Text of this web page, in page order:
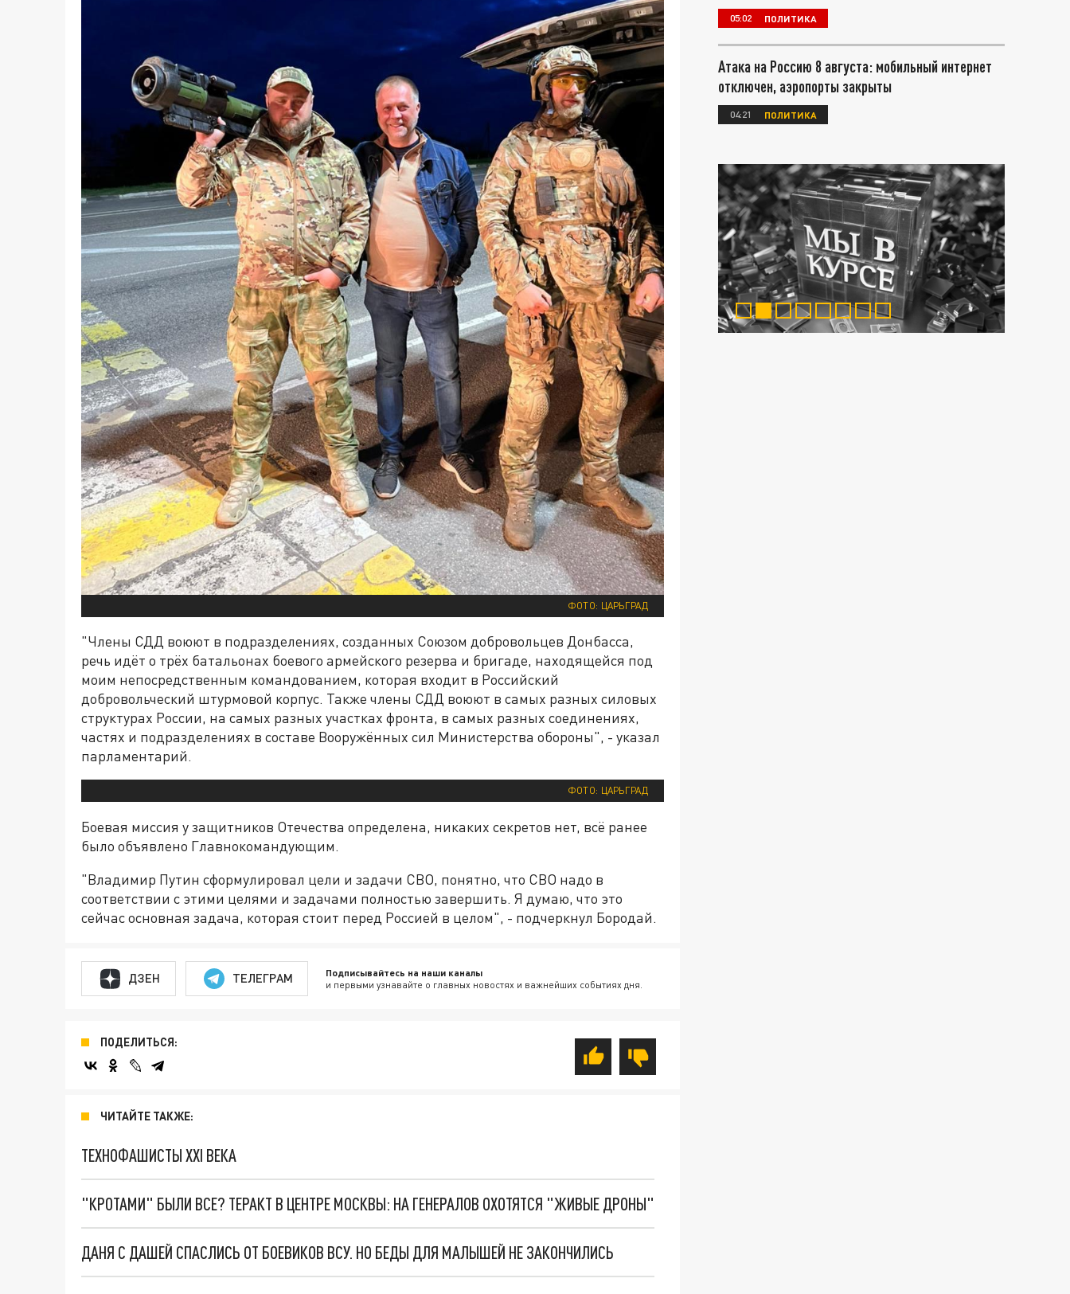
ФОТО: ЦАРЬГРАД
"Члены СДД воюют в подразделениях, созданных Союзом добровольцев Донбасса,
речь идёт о трёх батальонах боевого армейского резерва и бригаде, находящейся под
моим непосредственным командованием, которая входит в Российский
добровольческий штурмовой корпус. Также члены СДД воюют в самых разных силовых
структурах России, на самых разных участках фронта, в самых разных соединениях,
частях и подразделениях в составе Вооружённых сил Министерства обороны", - указал
парламентарий.
ФОТО: ЦАРЬГРАД
Боевая миссия у защитников Отечества определена, никаких секретов нет, всё ранее
было объявлено Главнокомандующим.
"Владимир Путин сформулировал цели и задачи СВО, понятно, что СВО надо в
соответствии с этими целями и задачами полностью завершить. Я думаю, что это
сейчас основная задача, которая стоит перед Россией в целом", - подчеркнул Бородай.
ДЗЕН ТЕЛЕГРАМ Подписывайтесь на наши каналы
и первыми узнавайте о главных новостях и важнейших событиях дня.
ПОДЕЛИТЬСЯ:
ЧИТАЙТЕ ТАКЖЕ:
ТЕХНОФАШИСТЫ XXI ВЕКА
"КРОТАМИ" БЫЛИ ВСЕ? ТЕРАКТ В ЦЕНТРЕ МОСКВЫ: НА ГЕНЕРАЛОВ ОХОТЯТСЯ "ЖИВЫЕ ДРОНЫ"
ДАНЯ С ДАШЕЙ СПАСЛИСЬ ОТ БОЕВИКОВ ВСУ. НО БЕДЫ ДЛЯ МАЛЫШЕЙ НЕ ЗАКОНЧИЛИСЬ
05:02 ПОЛИТИКА
Атака на Россию 8 августа: мобильный интернет
отключен, аэропорты закрыты
04:21 ПОЛИТИКА